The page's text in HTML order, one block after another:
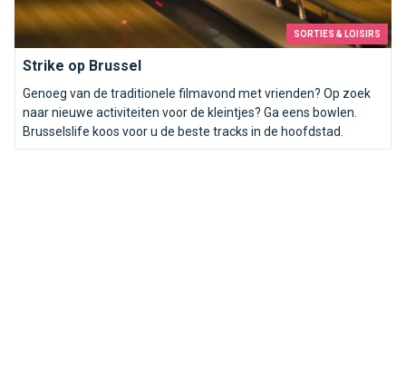
SORTIES & LOISIRS
Strike op Brussel
Genoeg van de traditionele filmavond met vrienden? Op zoek
naar nieuwe activiteiten voor de kleintjes? Ga eens bowlen.
Brusselslife koos voor u de beste tracks in de hoofdstad.